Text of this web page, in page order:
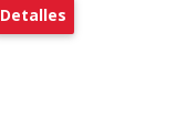
Detalles